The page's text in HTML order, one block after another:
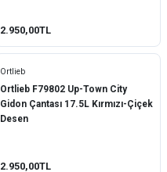
2.950,00TL
Ortlieb
Ortlieb F79802 Up-Town City
Gidon Çantası 17.5L Kırmızı-Çiçek
Desen
2.950,00TL